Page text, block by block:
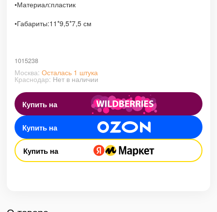
•Материал:пластик
•Габариты:11*9,5*7,5 см
1015238
Москва: Осталась 1 штука
Краснодар: Нет в наличии
Купить на
Купить на
Купить на